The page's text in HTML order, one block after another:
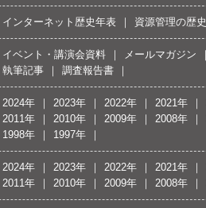
インターネット歴史年表 資源管理の歴史
イベント・講演会資料 メールマガジン
執筆記事
調査報告書
2024年 2023年 2022年 2021年
2011年
2010年 2009年 2008年
1998年
1997年
2024年 2023年 2022年 2021年
2011年
2010年 2009年 2008年